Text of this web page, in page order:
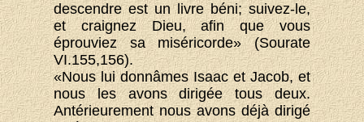
descendre est un livre béni; suivez-le,
et craignez Dieu, afin que vous
éprouviez sa miséricorde» (Sourate
VI.155,156).
«Nous lui donnâmes Isaac et Jacob, et
nous les avons dirigée tous deux.
Antérieurement nous avons déjà dirigé